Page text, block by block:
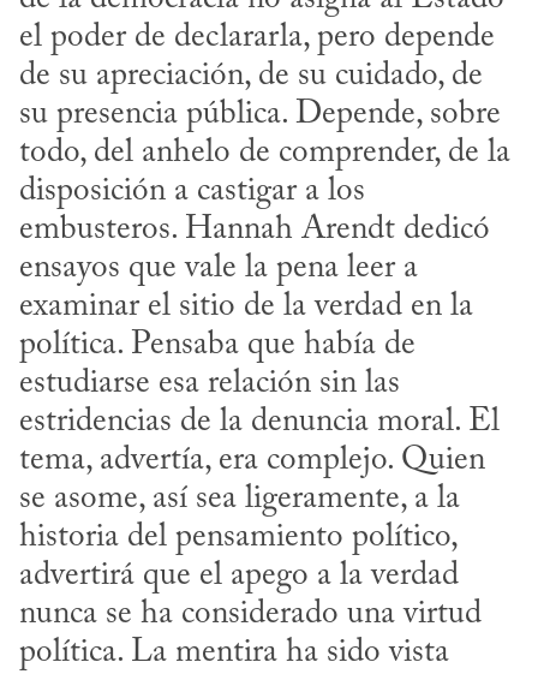
el poder de declararla, pero depende
de su apreciación, de su cuidado, de
su presencia pública. Depende, sobre
todo, del anhelo de comprender, de la
disposición a castigar a los
embusteros. Hannah Arendt dedicó
ensayos que vale la pena leer a
examinar el sitio de la verdad en la
política. Pensaba que había de
estudiarse esa relación sin las
estridencias de la denuncia moral. El
tema, advertía, era complejo. Quien
se asome, así sea ligeramente, a la
historia del pensamiento político,
advertirá que el apego a la verdad
nunca se ha considerado una virtud
política. La mentira ha sido vista